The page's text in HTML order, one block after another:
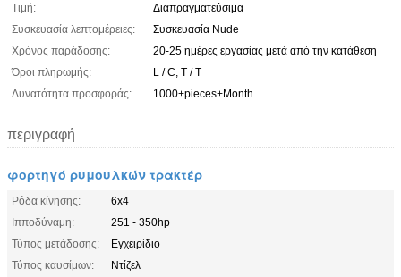
Τιμή:
Διαπραγματεύσιμα
Συσκευασία λεπτομέρειες:
Συσκευασία Nude
Χρόνος παράδοσης:
20-25 ημέρες εργασίας μετά από την κατάθεση
Όροι πληρωμής:
L / C, T / T
Δυνατότητα προσφοράς:
1000+pieces+Month
περιγραφή
φορτηγό ρυμουλκών τρακτέρ
Ρόδα κίνησης:
6x4
Ιπποδύναμη:
251 - 350hp
Τύπος μετάδοσης:
Εγχειρίδιο
Τύπος καυσίμων:
Ντίζελ